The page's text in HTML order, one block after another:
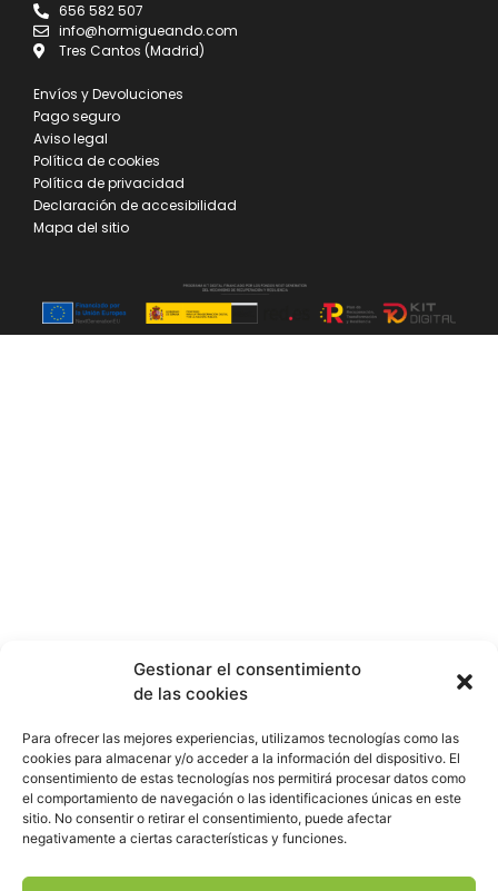
Gestionar el consentimiento
de las cookies
Para ofrecer las mejores experiencias, utilizamos tecnologías como las
cookies para almacenar y/o acceder a la información del dispositivo. El
consentimiento de estas tecnologías nos permitirá procesar datos como
el comportamiento de navegación o las identificaciones únicas en este
sitio. No consentir o retirar el consentimiento, puede afectar
negativamente a ciertas características y funciones.
656 582 507
info@hormigueando.com
Tres Cantos (Madrid)
Envíos y Devoluciones
Pago seguro
Aviso legal
Política de cookies
Política de privacidad
Declaración de accesibilidad
Mapa del sitio